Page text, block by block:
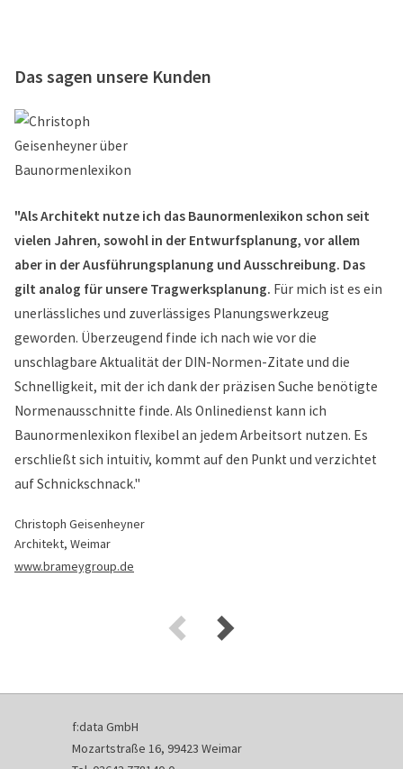
Das sagen unsere Kunden
"Als Architekt nutze ich das Baunormenlexikon schon seit
vielen Jahren, sowohl in der Entwurfsplanung, vor allem
aber in der Ausführungsplanung und Ausschreibung. Das
gilt analog für unsere Tragwerksplanung. Für mich ist es ein
unerlässliches und zuverlässiges Planungswerkzeug
geworden. Überzeugend finde ich nach wie vor die
unschlagbare Aktualität der DIN-Normen-Zitate und die
Schnelligkeit, mit der ich dank der präzisen Suche benötigte
Normenausschnitte finde. Als Onlinedienst kann ich
Baunormenlexikon flexibel an jedem Arbeitsort nutzen. Es
erschließt sich intuitiv, kommt auf den Punkt und verzichtet
auf Schnickschnack."
Christoph Geisenheyner
Architekt, Weimar
www.brameygroup.de
f:data GmbH
Mozartstraße 16, 99423 Weimar